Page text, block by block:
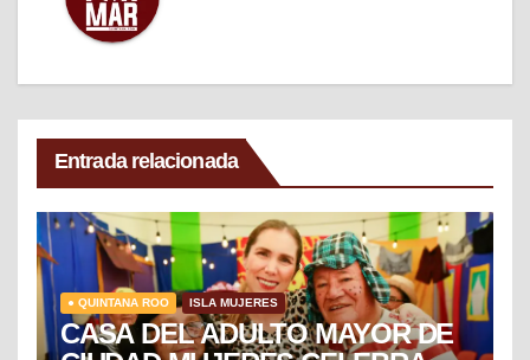
Entrada relacionada
● QUINTANA ROO ISLA MUJERES
CASA DEL ADULTO MAYOR DE